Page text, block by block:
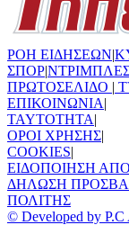
ΡΟΗ ΕΙΔΗΣΕΩΝ|
ΣΠΟΡ|
ΠΡΩΤΟΣΕΛΙΔΟ |
ΕΠΙΚΟΙΝΩΝΙΑ|
TAYTOTHTA|
ΟΡΟΙ ΧΡΗΣΗΣ|
COOKIES|
ΕΙΔΟΠΟΙΗΣΗ
ΔΗΛΩΣΗ
ΠΟΛΙΤΗΣ
© Developed by